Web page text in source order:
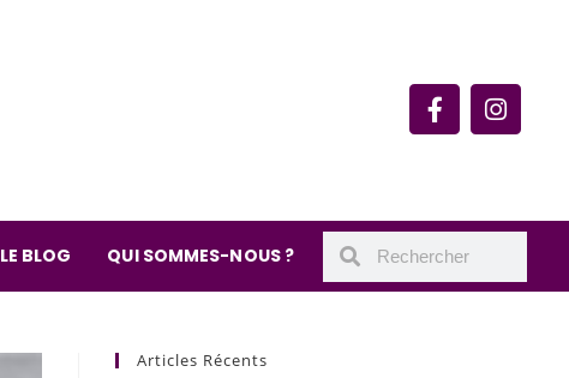
LE BLOG QUI SOMMES-NOUS ?
Articles Récents